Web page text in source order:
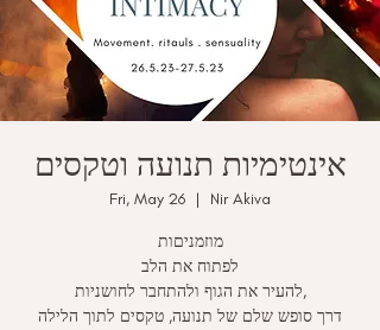
אינטימיות תנועה וטקסים
Fri, May 26
  |
Nir Akiva
מוזמניםות
לפתוח את הלב
להעיר את הגוף ולהתחבר לחושניות,
דרך סופש שלם של תנועה, טקסים לתוך הלילה